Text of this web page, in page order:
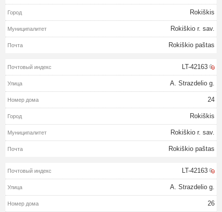
Rokiškis
Rokiškio r. sav.
Rokiškio paštas
LT-42163
A. Strazdelio g.
24
Rokiškis
Rokiškio r. sav.
Rokiškio paštas
LT-42163
A. Strazdelio g.
26